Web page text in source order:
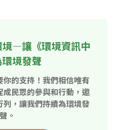
—讓《環境資訊中
境發聲
你的支持！我們相信唯有
民眾的參與和行動，邀
，讓我們持續為環境發
聲。